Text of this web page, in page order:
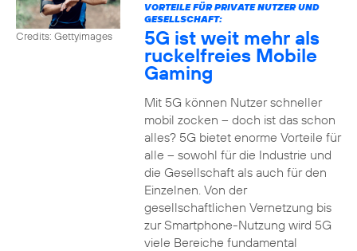
Credits: Gettyimages
VORTEILE FÜR PRIVATE NUTZER UND
GESELLSCHAFT:
5G ist weit mehr als
ruckelfreies Mobile
Gaming
Mit 5G können Nutzer schneller
mobil zocken – doch ist das schon
alles? 5G bietet enorme Vorteile für
alle – sowohl für die Industrie und
die Gesellschaft als auch für den
Einzelnen. Von der
gesellschaftlichen Vernetzung bis
zur Smartphone-Nutzung wird 5G
viele Bereiche fundamental